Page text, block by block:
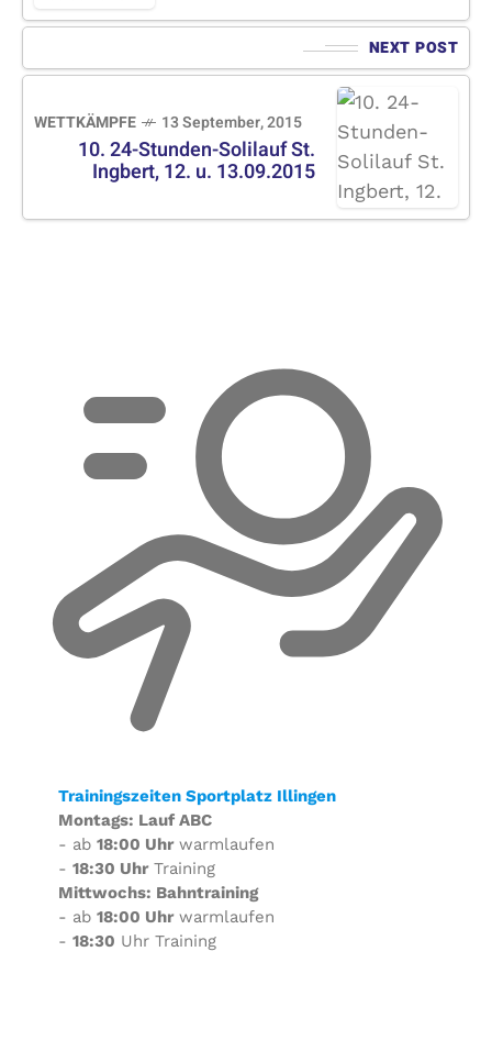
NEXT POST
WETTKÄMPFE 13 September, 2015
10. 24-Stunden-Solilauf St.
Ingbert, 12. u. 13.09.2015
Trainingszeiten Sportplatz Illingen
Montags: Lauf ABC
- ab 18:00 Uhrwarmlaufen
- 18:30 UhrTraining
Mittwochs: Bahntraining
- ab 18:00 Uhrwarmlaufen
- 18:30 Uhr Training